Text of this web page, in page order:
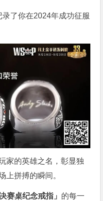
了你在2024年成功征服
家的英雄之名，彰显独
上拼搏的瞬间。
赛桌纪念戒指」 的每一